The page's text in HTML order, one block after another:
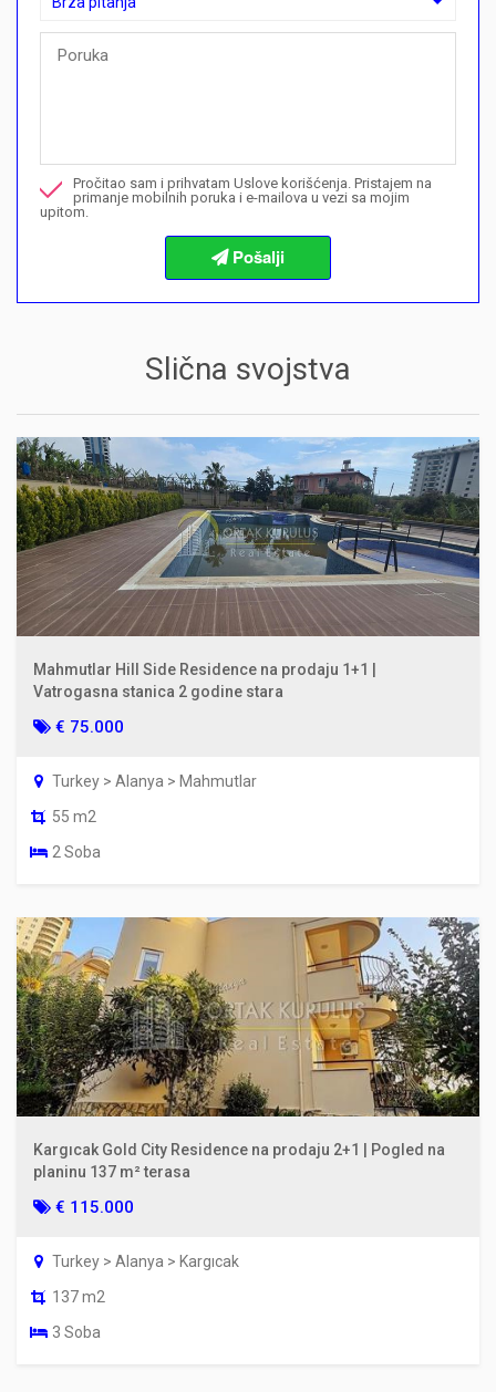
Brza pitanja
Želim da rezervišem gledanje
Pročitao sam i prihvatam Uslove korišćenja. Pristajem na
primanje mobilnih poruka i e-mailova u vezi sa mojim
upitom.
Slična svojstva
Mahmutlar Hill Side Residence na prodaju 1+1 |
Vatrogasna stanica 2 godine stara
€ 75.000
Turkey > Alanya > Mahmutlar
55 m2
2 Soba
Kargıcak Gold City Residence na prodaju 2+1 | Pogled na
planinu 137 m² terasa
€ 115.000
Turkey > Alanya > Kargıcak
137 m2
3 Soba